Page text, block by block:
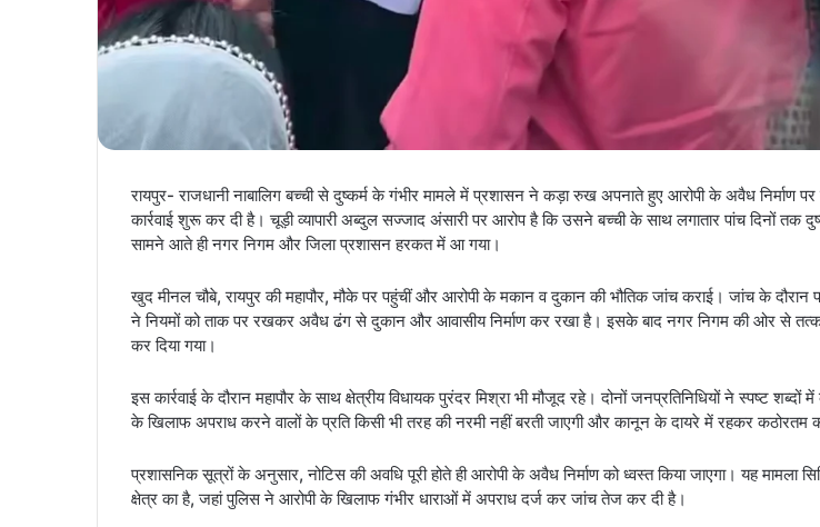
रायपुर- राजधानी नाबालिग बच्ची से दुष्कर्म के गंभीर मामले में प्रशासन ने कड़ा रुख अपनाते हुए आरोपी के अवैध निर्माण
कार्रवाई शुरू कर दी है। चूड़ी व्यापारी अब्दुल सज्जाद अंसारी पर आरोप है कि उसने बच्ची के साथ लगातार पांच दिनों तक
सामने आते ही नगर निगम और जिला प्रशासन हरकत में आ गया।
खुद मीनल चौबे, रायपुर की महापौर, मौके पर पहुंचीं और आरोपी के मकान व दुकान की भौतिक जांच कराई। जांच के दौरान
ने नियमों को ताक पर रखकर अवैध ढंग से दुकान और आवासीय निर्माण कर रखा है। इसके बाद नगर निगम की ओर से
कर दिया गया।
इस कार्रवाई के दौरान महापौर के साथ क्षेत्रीय विधायक पुरंदर मिश्रा भी मौजूद रहे। दोनों जनप्रतिनिधियों ने स्पष्ट शब्दों में
के खिलाफ अपराध करने वालों के प्रति किसी भी तरह की नरमी नहीं बरती जाएगी और कानून के दायरे में रहकर कठोरतम
प्रशासनिक सूत्रों के अनुसार, नोटिस की अवधि पूरी होते ही आरोपी के अवैध निर्माण को ध्वस्त किया जाएगा। यह मामला
क्षेत्र का है, जहां पुलिस ने आरोपी के खिलाफ गंभीर धाराओं में अपराध दर्ज कर जांच तेज कर दी है।